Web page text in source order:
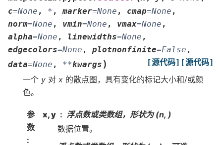
c=None , * ,marker=None , cmap=None ,
norm=None , vmin=None , vmax=None ,
alpha=None , linewidths=None ,
edgecolors=None , plotnonfinite=False ,
data=None , **kwargs ) [源代码]
[源代码]
一个 y 对 x 的散点图，具有变化的标记大小和/或颜
色。
参
数
:
x, y
浮点数或类数组，形状为 (n, )
数据位置。